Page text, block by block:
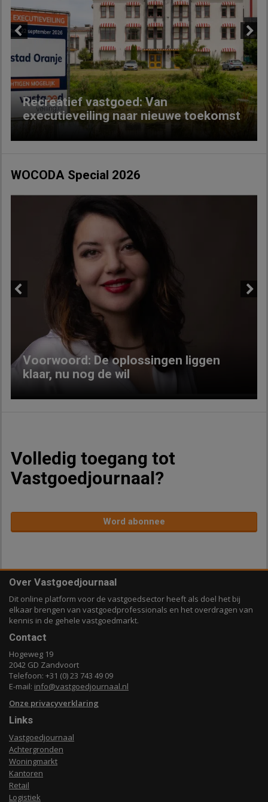
Recreatief vastgoed: Van
executieveiling naar nieuwe toekomst
Next
WOCODA Special 2026
Voorwoord: De oplossingen liggen
klaar, nu nog de wil
Volledig toegang tot
Vastgoedjournaal?
Word abonnee
Over Vastgoedjournaal
Dit online platform voor de vastgoedsector heeft als doel het bij
elkaar brengen van vastgoedprofessionals en het overdragen van
kennis in de gehele vastgoedmarkt.
Contact
Hogeweg 19
2042 GD Zandvoort
Telefoon: +31 (0) 23 743 49 09
E-mail: info@vastgoedjournaal.nl
Onze privacyverklaring
Links
Vastgoedjournaal
Achtergronden
Woningmarkt
Kantoren
Retail
Logistiek